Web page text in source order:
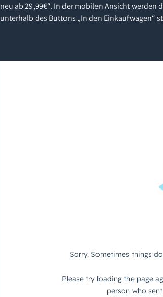
neu ab 29,99€“. In der mobilen Ansicht
unterhalb des Buttons „In den Einkaufwagen“